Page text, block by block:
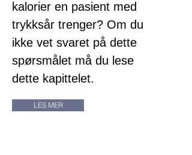
kalorier en pasient med
trykksår trenger? Om du
ikke vet svaret på dette
spørsmålet må du lese
dette kapittelet.
LES MER